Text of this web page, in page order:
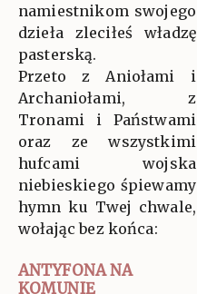
namiestnikom swojego
dzieła zleciłeś władzę
pasterską.
Przeto z Aniołami i
Archaniołami, z
Tronami i Państwami
oraz ze wszystkimi
hufcami wojska
niebieskiego śpiewamy
hymn ku Twej chwale,
wołając bez końca:
ANTYFONA NA
KOMUNIĘ